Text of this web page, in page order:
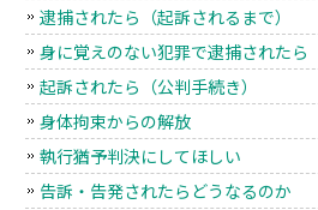
逮捕されたら（起訴されるまで）
身に覚えのない犯罪で逮捕されたら
起訴されたら（公判手続き）
身体拘束からの解放
執行猶予判決にしてほしい
告訴・告発されたらどうなるのか